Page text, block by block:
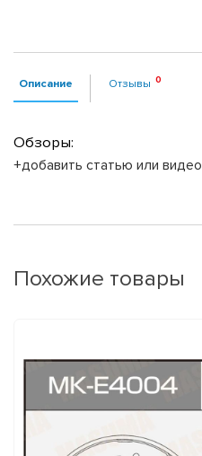
Описание Отзывы
Обзоры:
+добавить статью или видео
Похожие товары